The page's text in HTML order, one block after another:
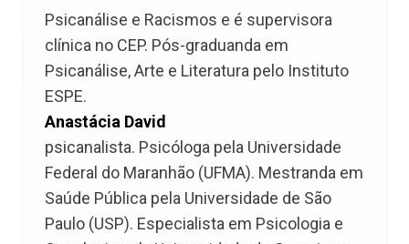
Psicanálise e Racismos e é supervisora
clínica no CEP. Pós-graduanda em
Psicanálise, Arte e Literatura pelo Instituto
ESPE.
Anastácia David
psicanalista. Psicóloga pela Universidade
Federal do Maranhão (UFMA). Mestranda em
Saúde Pública pela Universidade de São
Paulo (USP). Especialista em Psicologia e